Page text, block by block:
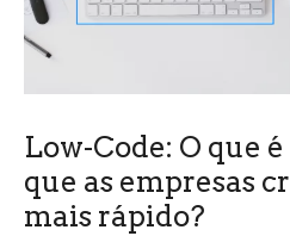
Low-Code: O que
que as empresas
mais rápido?